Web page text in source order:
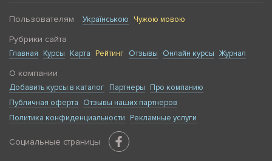
Пользователям Українською Чужою мовою
Рубрики сайта
Главная Курсы Карта Рейтинг Отзывы Онлайн курсы Журнал
О компании
Добавить курсы в каталог Партнеры
Про компанию
Публичная оферта
Отзывы наших партнеров
Политика конфиденциальности
Рекламные услуги
Социальные страницы